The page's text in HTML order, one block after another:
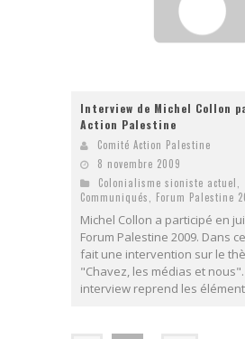
Interview de Michel Collon
Action Palestine
Comité Action Palestine
8 novembre 2009
Colonialisme sioniste actuel,
Communiqués, Forum Palestine
Michel Collon a participé en
Forum Palestine 2009. Dans
fait une intervention sur le
"Chavez, les médias et
interview reprend les